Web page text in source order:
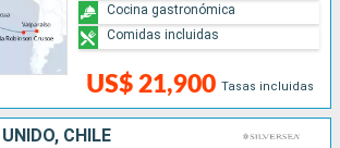
US$ 21,900 Tasas incluidas
Cocina gastronómica
Comidas incluidas
CHILE